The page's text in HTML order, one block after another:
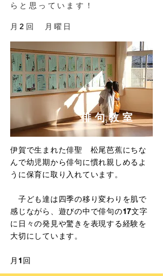
らと思っています！
月2回 月曜日
俳句教室
伊賀で生まれた俳聖 松尾芭蕉にちな
んで幼児期から俳句に慣れ親しめるよ
うに保育に取り入れています。
子ども達は四季の移り変わりを肌で
感じながら、遊びの中で俳句の17文字
に日々の発見や驚きを表現する経験を
大切にしています。
​月1回